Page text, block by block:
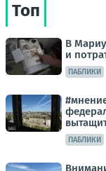
Топ
В
и
ПАБЛИКИ
ПАБЛИКИ